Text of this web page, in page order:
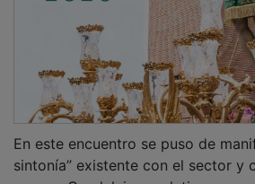
sintonía” existente con el sector y
que, en Guadalajara aglutina a